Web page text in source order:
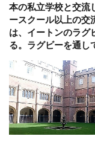
本の私立学校と交流
ースクール以上の交
は、イートンのラグ
る。ラグビーを通し